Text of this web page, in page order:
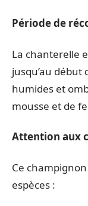
Période de
La chanterelle
jusqu’au début
humides et
mousse et de
Attention aux
Ce
espèces :